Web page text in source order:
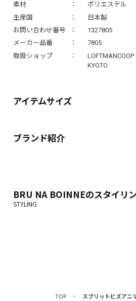
素材
ポリエステル
生産国
日本製
お問い合わせ番号
1327805
メーカー品番
7805
取扱ショップ
KYOTO
アイテムサイズ
ブランド紹介
BRU NA BOINNEのスタイリ
TOP > スプリットビズアニ